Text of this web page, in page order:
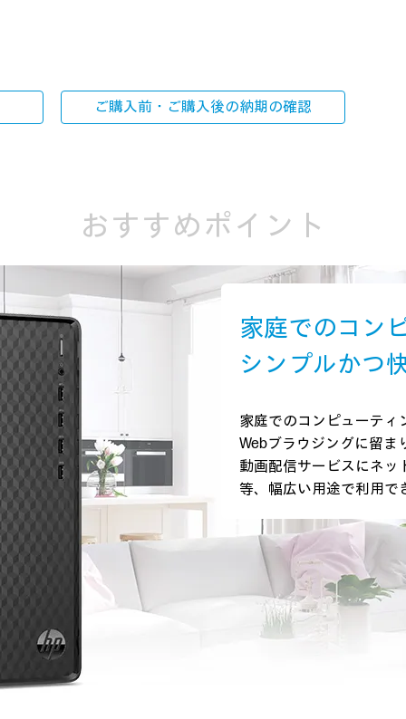
ご購入前・ご購入後の納期の確認
おすすめポイント
家庭でのコン
シンプルかつ
家庭でのコンピューティ
Webブラウジングに留ま
動画配信サービスにネッ
等、幅広い用途で利用で